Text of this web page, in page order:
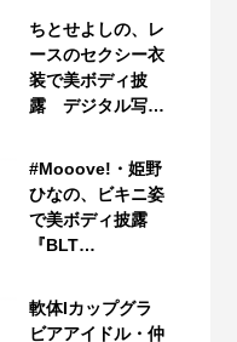
ちとせよしの、レ
ースのセクシー衣
装で美ボディ披
露 デジタル写…
#Mooove!・姫野
ひなの、ビキニ姿
で美ボディ披露
『BLT…
軟体Iカップグラ
ビアアイドル・仲